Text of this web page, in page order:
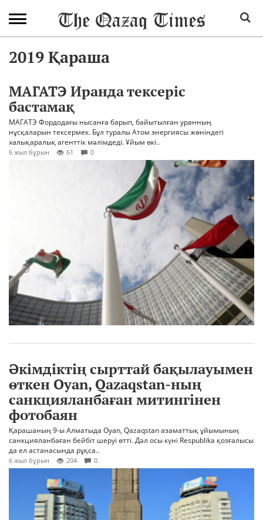
2019 Қараша
МАГАТЭ Иранда тексеріс
бастамақ
МАГАТЭ Фордодағы нысанға барып, байытылған уранның
нұсқаларын тексермек. Бұл туралы Атом энергиясы жөніндегі
халықаралық агенттік мәлімдеді. Ұйым өкі..
6 жыл бұрын 61 0
Әкімдіктің сырттай бақылауымен
өткен Oyan, Qazaqstan-ның
санкцияланбаған митингінен
фотобаян
Қарашаның 9-ы Алматыда Oyan, Qazaqstan азаматтық ұйымының
санкцияланбаған бейбіт шеруі өтті. Дәл осы күні Respublika қозғалысы
да ел астанасында рұқса..
6 жыл бұрын 204 0